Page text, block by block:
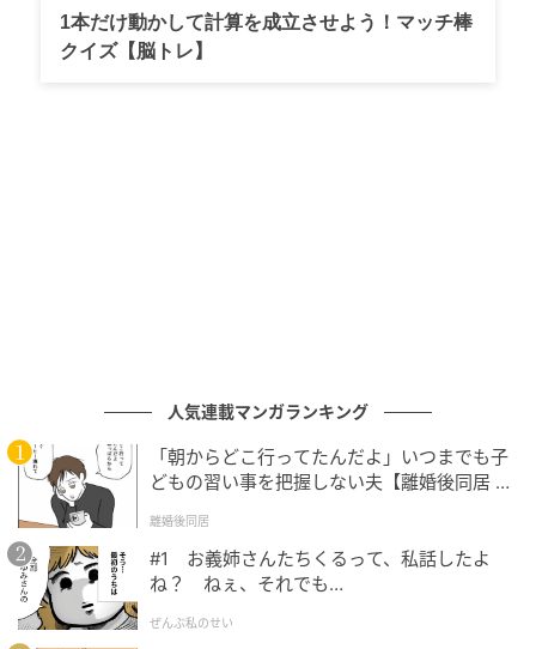
1本だけ動かして計算を成立させよう！マッチ棒
クイズ【脳トレ】
人気連載マンガランキング
「朝からどこ行ってたんだよ」いつまでも子
どもの習い事を把握しない夫【離婚後同居 Vo
離婚後同居
#1 お義姉さんたちくるって、私話したよ
ね？ ねぇ、それでも…
ぜんぶ私のせい